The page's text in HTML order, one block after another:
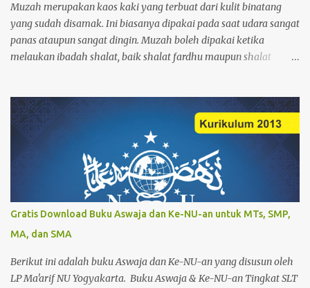
Muzah merupakan kaos kaki yang terbuat dari kulit binatang
yang sudah disamak. Ini biasanya dipakai pada saat udara sangat
panas ataupun sangat dingin. Muzah boleh dipakai ketika
melaukan ibadah shalat, baik shalat fardhu maupun shalat
diusap saja. Adapun kriteria muzah yang bioleh dan sah dipakai
adalah sebagai berikut: Pertama muzah tersebut harus kuat.
Muzah yang boleh dipakai tanpa harus melepasnya ketika akan
meakukaan wudhu atau ibadah haruslah kuat. Dan tidak
meresap apabila muzah tersebut terkena air (kedap air). Kedua,
menutupi sampai mata kaki. Muzah yang boleh dipakai tanpa
harus melepasnya dan cukup dengan diusap saja, yaitu: harus
menutupi bagian ujung kaki hingga mata kaki. Hal ini disebabkan
karena mata kaki termasuk dalam syarat sahnya wudhu yang
dilakukan seseorang. Pemakaian muzah ini dilakukan ketika
seseorang telah melakukan bersuci secara semp...
Gratis Download Buku Aswaja dan Ke-NU-an untuk MTs, SMP,
MA, dan SMA
Berikut ini adalah buku Aswaja dan Ke-NU-an yang disusun oleh
LP Ma'arif NU Yogyakarta. Buku Aswaja & Ke-NU-an Tingkat SLT